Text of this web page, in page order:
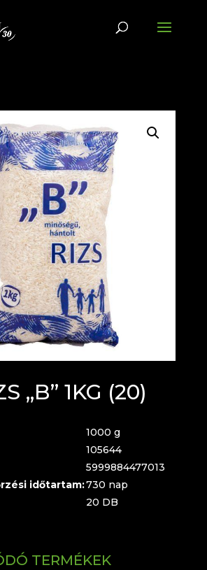
„B” 1KG (20)
1000 g
105644
5999884477013
időtartam:730 nap
20 DB
TERMÉKEK